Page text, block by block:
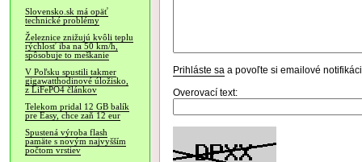
Slovensko.sk má opäť
technické problémy
Železnice znižujú kvôli teplu
rýchlosť iba na 50 km/h,
spôsobuje to meškanie
V Poľsku spustili takmer
gigawatthodinové úložisko,
z LiFePO4 článkov
Telekom pridal 12 GB balík
pre Easy, chce zaň 12 eur
Spustená výroba flash
pamäte s novým najvyšším
počtom vrstiev
Prihláste sa a povoľte si emailové
Overovací text: